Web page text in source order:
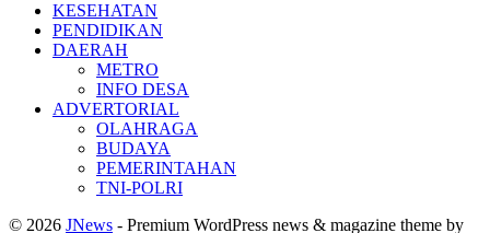
KESEHATAN
PENDIDIKAN
DAERAH
METRO
INFO DESA
ADVERTORIAL
OLAHRAGA
BUDAYA
PEMERINTAHAN
TNI-POLRI
© 2026 JNews - Premium WordPress news & magazine theme by